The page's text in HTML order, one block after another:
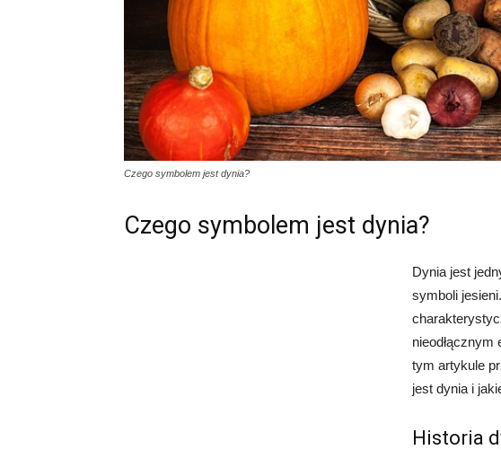
Czego symbolem jest dynia?
Czego symbolem jest dynia?
Dynia jest
symboli
nieodłącznym
tym artykule
jest dynia i
Historia